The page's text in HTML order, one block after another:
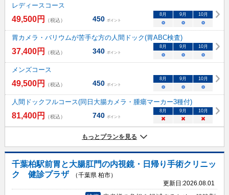
レディースコース
49,500円 （税込） 450 ポイント
8月 9月 10月
○ ○ ○
胃カメラ・バリウムが苦手な方の人間ドック(胃ABC検査)
37,400円 （税込） 340 ポイント
8月 9月 10月
○ ○ ○
メンズコース
49,500円 （税込） 450 ポイント
8月 9月 10月
○ ○ ○
人間ドックフルコース(同日大腸カメラ・腫瘍マーカー3種付)
81,400円 （税込） 740 ポイント
8月 9月 10月
× × ×
もっとプランを見る
千葉柏駅前胃と大腸肛門の内視鏡・日帰り手術クリニッ
ク 健診プラザ
（千葉県 柏市）
更新日:2026.08.01